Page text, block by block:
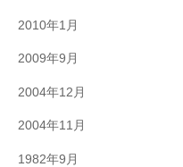
2010年1月
2009年9月
2004年12月
2004年11月
1982年9月